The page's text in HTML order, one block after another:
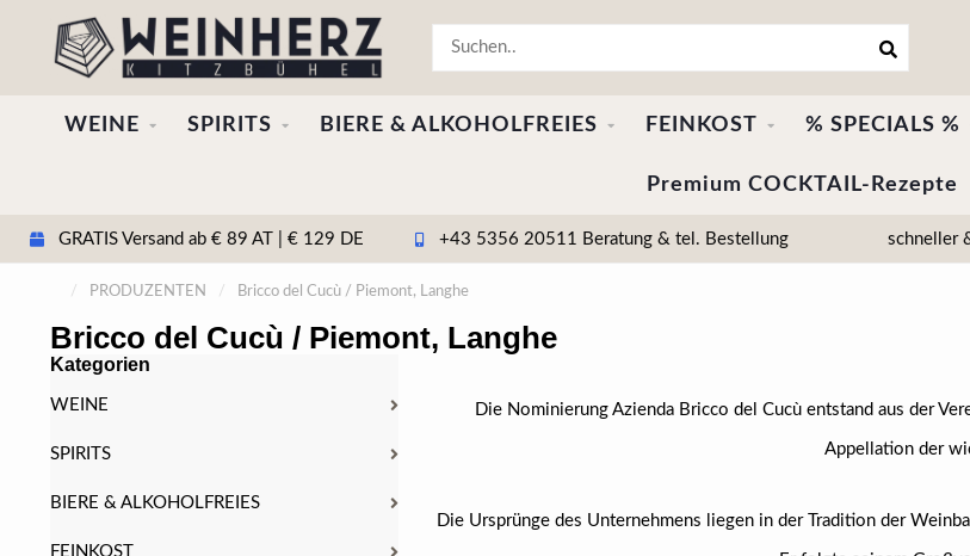
WEINE SPIRITS BIERE & ALKOHOLFREIES FEINKOST % SPECIALS %
Premium COCKTAIL-Rezepte
GRATIS Versand ab € 89 AT | € 129 DE +43 5356 20511 Beratung & tel. Bestellung schneller
/ PRODUZENTEN / Bricco del Cucù / Piemont, Langhe
Bricco del Cucù / Piemont, Langhe
Kategorien
WEINE
SPIRITS
BIERE & ALKOHOLFREIES
FEINKOST
Die Nominierung Azienda Bricco del Cucù entstand aus der
Appellation der
Die Ursprünge des Unternehmens liegen in der Tradition der